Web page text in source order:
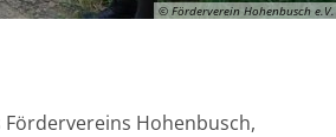
© Förderverein Hohenbusch e.V.
Hohenbusch,